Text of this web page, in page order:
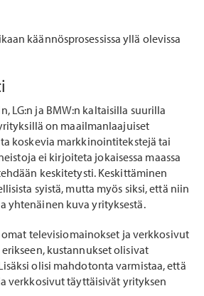
käännösprosessissa yllä olevissa
LG:n ja BMW:n kaltaisilla suurilla
on maailmanlaajuiset
koskevia markkinointitekstejä tai
ei kirjoiteta jokaisessa maassa
keskitetysti. Keskittäminen
syistä, mutta myös siksi, että niin
yhtenäinen kuva yrityksestä.
televisiomainokset ja verkkosivut
erikseen, kustannukset olisivat
olisi mahdotonta varmistaa, että
verkkosivut täyttäisivät yrityksen